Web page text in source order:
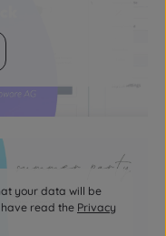
your data will be
read the Privacy